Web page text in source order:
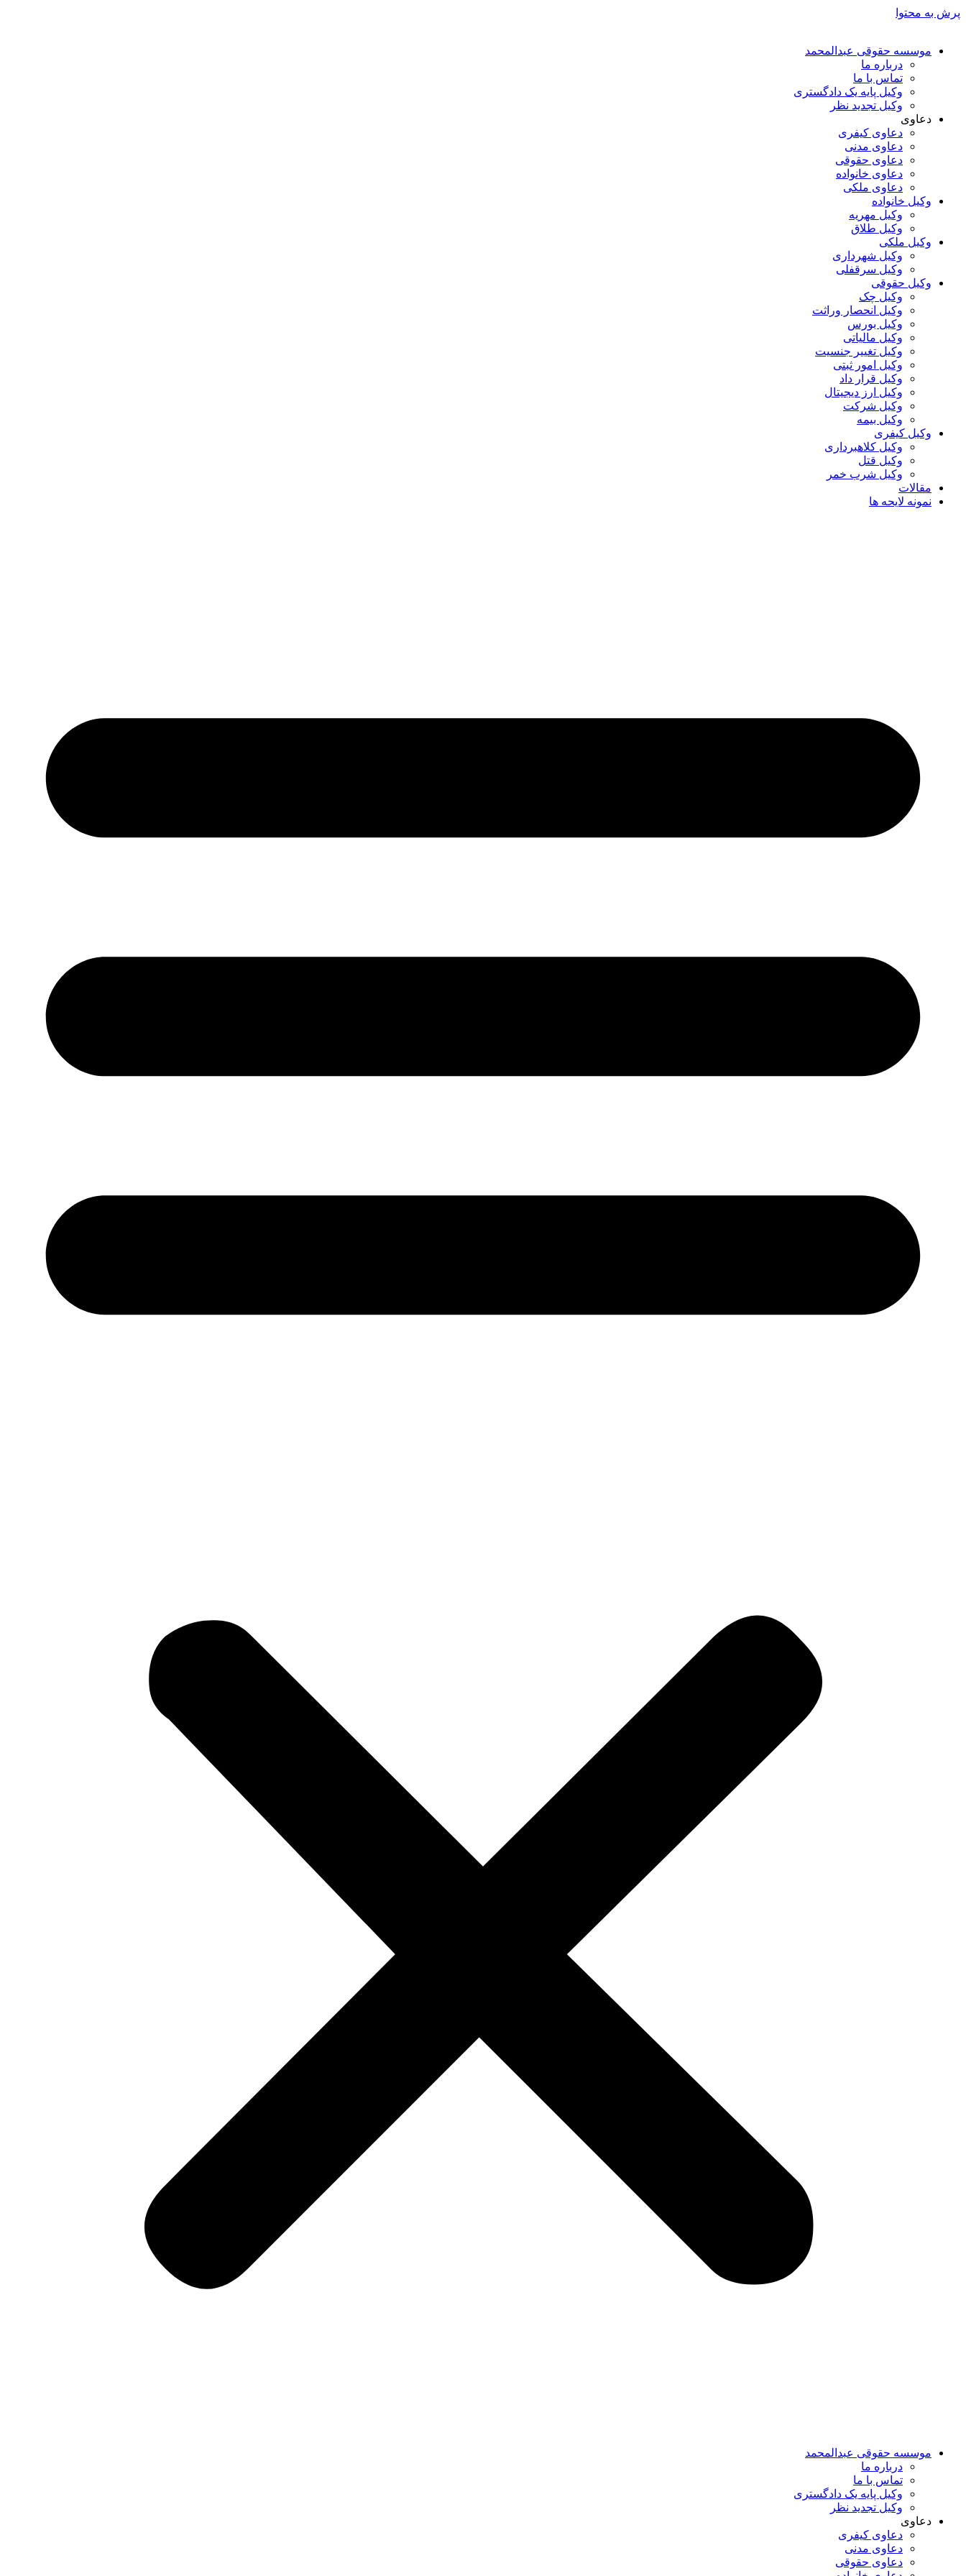
پرش به محتوا
موسسه حقوقی عبدالمحمد
درباره ما
تماس با ما
وکیل پایه یک دادگستری
وکیل تجدید نظر
دعاوی
دعاوی کیفری
دعاوی مدنی
دعاوی حقوقی
دعاوی خانواده
دعاوی ملکی
وکیل خانواده
وکیل مهریه
وکیل طلاق
وکیل ملکی
وکیل شهرداری
وکیل سرقفلی
وکیل حقوقی
وکیل چک
وکیل انحصار وراثت
وکیل بورس
وکیل مالیاتی
وکیل تغییر جنسیت
وکیل امور ثبتی
وکیل قرار داد
وکیل ارز دیجیتال
وکیل شرکت
وکیل بیمه
وکیل کیفری
وکیل کلاهبرداری
وکیل قتل
وکیل شرب خمر
مقالات
نمونه لایحه ها
موسسه حقوقی عبدالمحمد
درباره ما
تماس با ما
وکیل پایه یک دادگستری
وکیل تجدید نظر
دعاوی
دعاوی کیفری
دعاوی مدنی
دعاوی حقوقی